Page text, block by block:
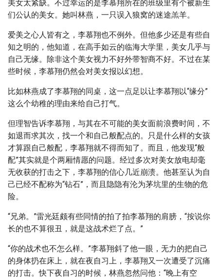
美女太紧缺。不过幸运的是李慕翔所在的班级里有个被新生
们公认的美女。她叫林燕，一只误入狼窝的迷途羔羊。
爱美之心人皆有之，李慕翔也不例外。但他多少还是有些自
知之明的，他知道，在高手如云的临海大学里，美女几乎与
自己无缘。除非这个美女视力不好外带智商不好。不过在某
些时候，李慕翔仍然会对美女报以幻想。
比如林燕成了李慕翔的同桌，这一点足以让李慕翔以“缘分”
这么个幼稚的理由来给自己打气。
但理智告诉李慕翔，与其在不可能的美女面前浪费时间，不
如退而求其次，找一个和自己般配点的。只是什么样的女孩
才算跟自己般配，李慕翔就不得而知了。而且，他发现“般
配”其实就是个两厢情愿的问题。经过多次对美女放电却毫
无收获的打击之下，李慕翔的信心几近崩溃。他甚至认为自
己已经不配称为“钻石”，而且隐隐有沦为茅坑里的生物的危
险。
“兄弟。”雷光廷颇有些同情的拍了拍李慕翔的肩膀，“按说你
长的也不算很丑，就是这战术烂了点。”
“你的战术也不怎么样。”李慕翔斜了他一眼，无力的把自己
的身体扔在床上，就在夜自习上，李慕翔又一次遭受了沉痛
的打击。快下夜自习的时候，林燕忽然问他：“晚上有空